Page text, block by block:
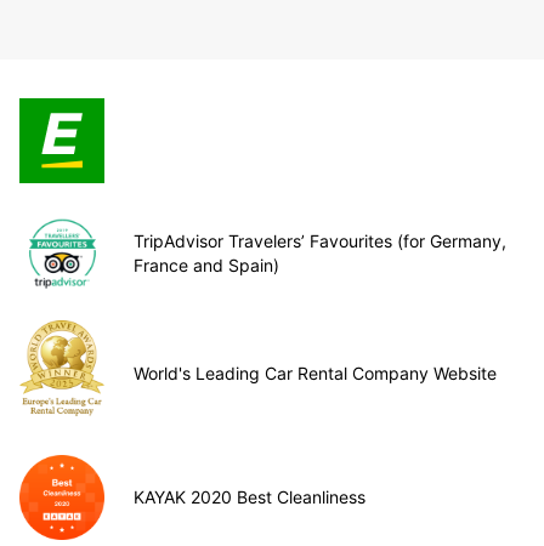
TripAdvisor Travelers’ Favourites (for Germany,
France and Spain)
World's Leading Car Rental Company Website
KAYAK 2020 Best Cleanliness